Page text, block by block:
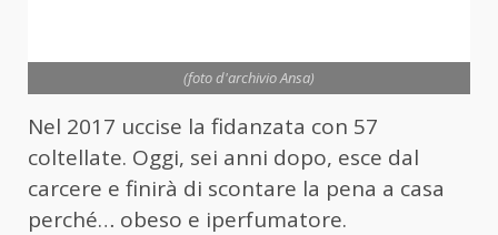
(foto d'archivio Ansa)
Nel 2017 uccise la fidanzata con 57
coltellate. Oggi, sei anni dopo, esce dal
carcere e finirà di scontare la pena a casa
perché… obeso e iperfumatore.